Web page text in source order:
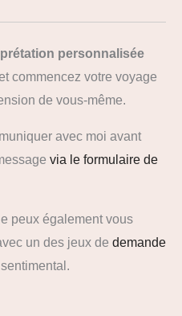
personnalisée
commencez votre voyage
de vous-même.
avec moi avant
via le formulaire de
peux également vous
un des jeux de demande